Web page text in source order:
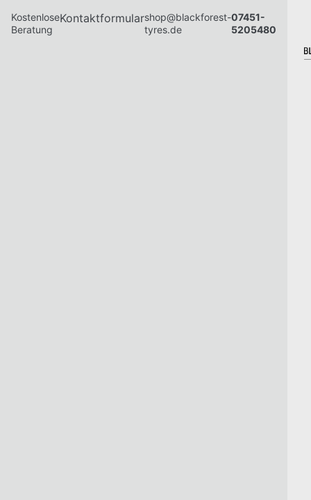
Kostenlose
Beratung
Kontaktformularshop@blackforest-
tyres.de
07451-
5205480